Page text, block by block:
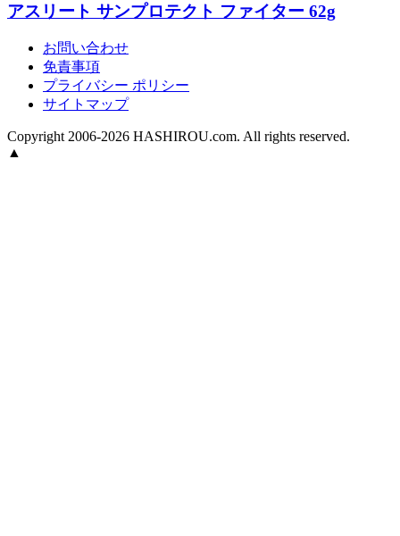
アスリート サンプロテクト ファイター 62g
お問い合わせ
免責事項
プライバシー ポリシー
サイトマップ
Copyright 2006-2026 HASHIROU.com. All rights reserved.
▲